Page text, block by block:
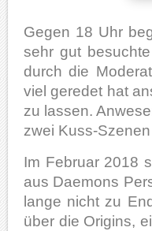
Gegen 18 Uhr
sehr gut
durch die
viel geredet hat
zu lassen.
zwei Kuss-
Im Februar 2018
aus Daemons
lange nicht zu
über die Origins,